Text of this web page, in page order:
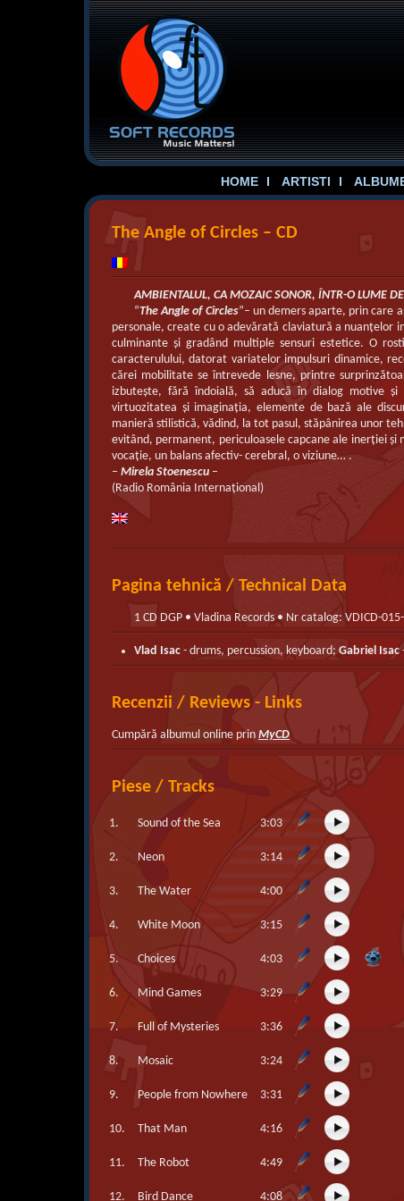
HOME ARTISTI
The Angle of Circles – CD
AMBIENTALUL, CA MOZAIC SONOR, ÎNTR-O LUME
“The Angle of Circles”– un demers aparte, prin care
personale, create cu o adevărată claviatură a
culminante şi gradând multiple sensuri estetice. O
caracterulului, datorat variatelor impulsuri dinamice,
cărei mobilitate se întrevede lesne, printre
izbuteşte, fără îndoială, să aducă în dialog motive
virtuozitatea şi imaginaţia, elemente de bază ale
manieră stilistică, vădind, la tot pasul, stăpânirea unor
evitând, permanent, periculoasele capcane ale inerţiei
vocaţie, un balans afectiv- cerebral, o viziune… .
–Mirela Stoenescu –
(Radio România Internaţional)
Pagina tehnică / Technical Data
1 CD DGP • Vladina Records • Nr catalog: VDICD-
Vlad Isac - drums, percussion, keyboard;Gabriel Isac
Recenzii / Reviews - Links
Cumpără albumul online prinMyCD
Piese / Tracks
1. Sound of the Sea 3:03
2. Neon 3:14
3. The Water 4:00
4. White Moon 3:15
5. Choices 4:03
6. Mind Games 3:29
7. Full of Mysteries 3:36
8. Mosaic 3:24
9. People from Nowhere 3:31
10. That Man 4:16
11. The Robot 4:49
12. Bird Dance 4:08